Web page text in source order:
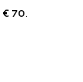
€ 70.